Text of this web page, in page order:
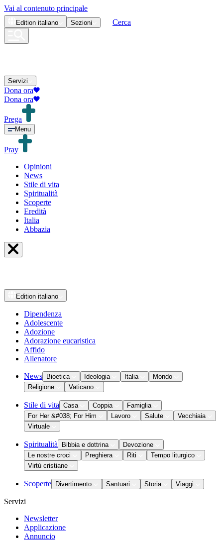
Vai al contenuto principale
Edition italiano Sezioni Cerca
Servizi
Dona ora
Dona ora
Prega
Menu
Pray
Opinioni
News
Stile di vita
Spiritualità
Scoperte
Eredità
Italia
Abbazia
Edition italiano
Dipendenza
Adolescente
Adozione
Adorazione eucaristica
Affido
Allenatore
News Bioetica Ideologia Italia
Mondo
Religione
Vaticano
Stile di vita Casa Coppia
Famiglia
For Her &#038; For Him
Lavoro Salute
Vecchiaia
Virtuale
Spiritualità Bibbia e dottrina
Devozione
Le nostre croci
Preghiera Riti
Tempo liturgico
Virtù cristiane
Scoperte Divertimento Santuari Storia Viaggi
Servizi
Newsletter
Applicazione
Annuncio